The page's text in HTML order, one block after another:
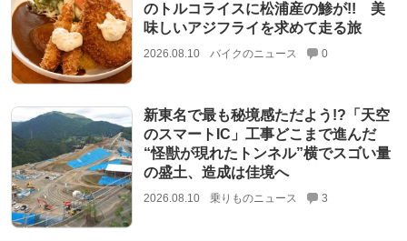
のトルコライスに松浦産の鯵が!! 美
味しいアジフライを求めて走る旅
2026.08.10 バイクのニュース 0
新東名で最も秘境感ただよう!?「天空
のスマートIC」工事どこまで進んだ
“怪獣が現れたトンネル”横でスゴい量
の盛土、造成は佳境へ
2026.08.10 乗りものニュース 3